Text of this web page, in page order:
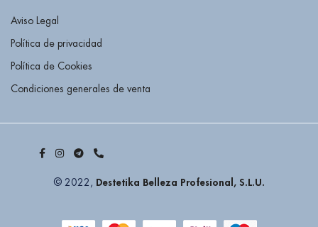
Aviso Legal
Política de privacidad
Política de Cookies
Condiciones generales de venta
© 2022, Destetika Belleza Profesional, S.L.U.